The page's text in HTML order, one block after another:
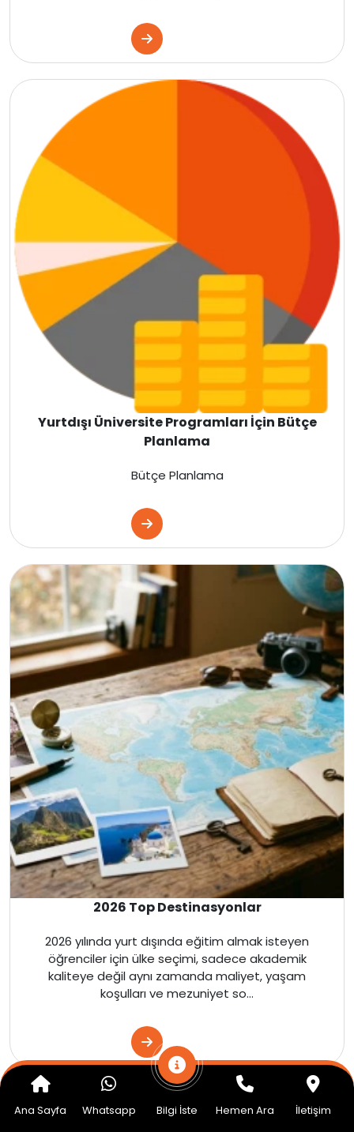
İspanya
Almanya
Çin
Gürcistan
Litvanya
İtalya
Fransa
İspanya
Malta
İrlanda
Avustralya
Almanya
Amerika
İngiltere
Kanada
Dubai
İngiltere
Yurtdışı Üniversite Programları İçin Bütçe
Planlama
Bütçe Planlama
2026 Top Destinasyonlar
2026 yılında yurt dışında eğitim almak isteyen
öğrenciler için ülke seçimi, sadece akademik
kaliteye değil aynı zamanda maliyet, yaşam
koşulları ve mezuniyet so...
Ana Sayfa Whatsapp Bilgi İste Hemen Ara İletişim